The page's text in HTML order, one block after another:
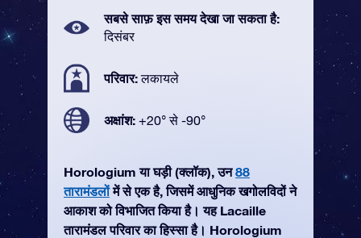
सबसे साफ़ इस समय देखा जा सकता है:
दिसंबर
परिवार:लकायले
अक्षांश: +20° से -90°
Horologium या घड़ी (क्लॉक), उन88
तारामंडलोंमें से एक है, जिसमें आधुनिक खगोलविदों ने
आकाश को विभाजित किया है। यह Lacaille
तारामंडल परिवार का हिस्सा है। Horologium